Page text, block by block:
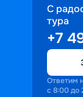
С
тура
+7
Ответим
с 8:00 до